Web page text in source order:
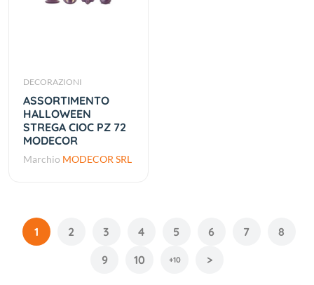
DECORAZIONI
ASSORTIMENTO
HALLOWEEN
STREGA CIOC PZ 72
MODECOR
Marchio MODECOR SRL
1 2 3 4 5 6 7
8
9
10 +10 >